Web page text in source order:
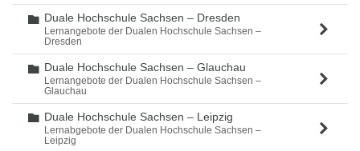
Ordner
Duale Hochschule Sachsen – Dresden
Lernangebote der Dualen Hochschule Sachsen –
Dresden
Ordner
Duale Hochschule Sachsen – Glauchau
Lernangebote der Dualen Hochschule Sachsen –
Glauchau
Ordner
Duale Hochschule Sachsen – Leipzig
Lernabgebote der Dualen Hochschule Sachsen –
Leipzig